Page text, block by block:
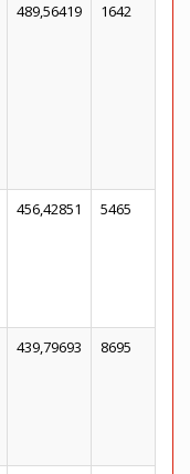
489,56419 1642
456,42851 5465
439,79693 8695